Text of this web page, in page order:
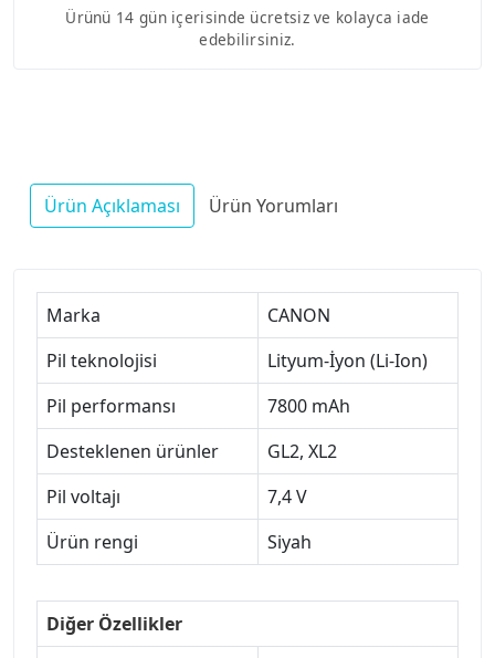
Ürünü 14 gün içerisinde ücretsiz ve kolayca iade
edebilirsiniz.
Ürün Açıklaması Ürün Yorumları
Marka
CANON
Pil teknolojisi
Lityum-İyon (Li-Ion)
Pil performansı
7800 mAh
Desteklenen ürünler
GL2, XL2
Pil voltajı
7,4 V
Ürün rengi
Siyah
Diğer Özellikler